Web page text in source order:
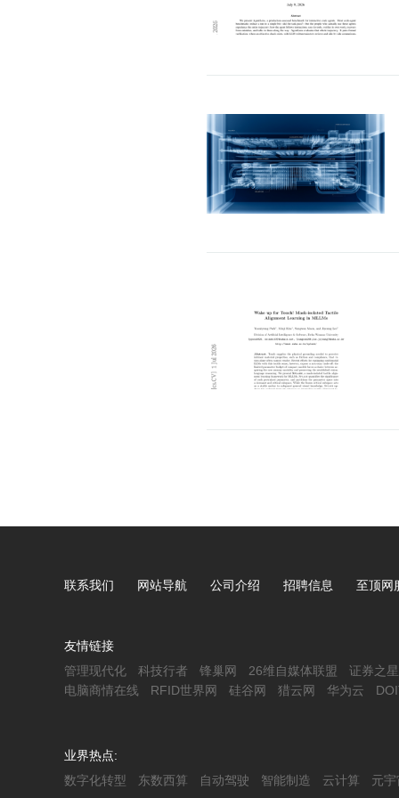
：100年前是电机，今天是AI，企业价
三一集团：数字化
联系我们 网站导航 公司介绍 招聘信息 至顶网
友情链接
管理现代化
科技行者 锋巢网 26维自媒体联盟
证券之星
电脑商情在线
RFID世界网 硅谷网 猎云网 华为云
业界热点:
数字化转型
东数西算 自动驾驶 智能制造 云计算 元宇